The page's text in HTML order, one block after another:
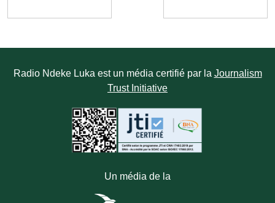
Radio Ndeke Luka est un média certifié par la Journalism
Trust Initiative
Un média de la